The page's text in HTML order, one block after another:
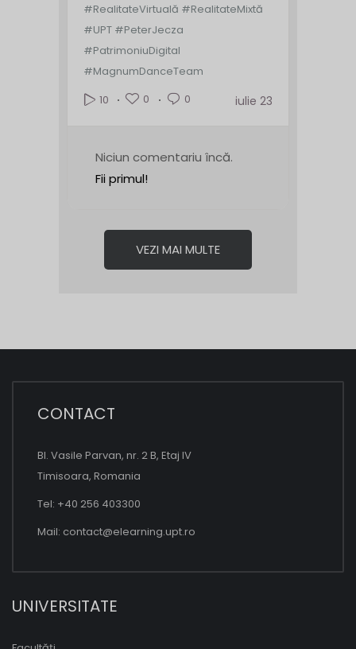
#RealitateVirtuală #RealitateMixtă
#UPT #PeterJecza
#PatrimoniuDigital
#MagnumDanceTeam
10
0 0 iulie 23
Niciun comentariu încă.
Fii primul!
VEZI MAI MULTE
CONTACT
Bl. Vasile Parvan, nr. 2 B, Etaj IV
Timisoara, Romania
Tel: +40 256 403300
Mail: contact@elearning.upt.ro
UNIVERSITATE